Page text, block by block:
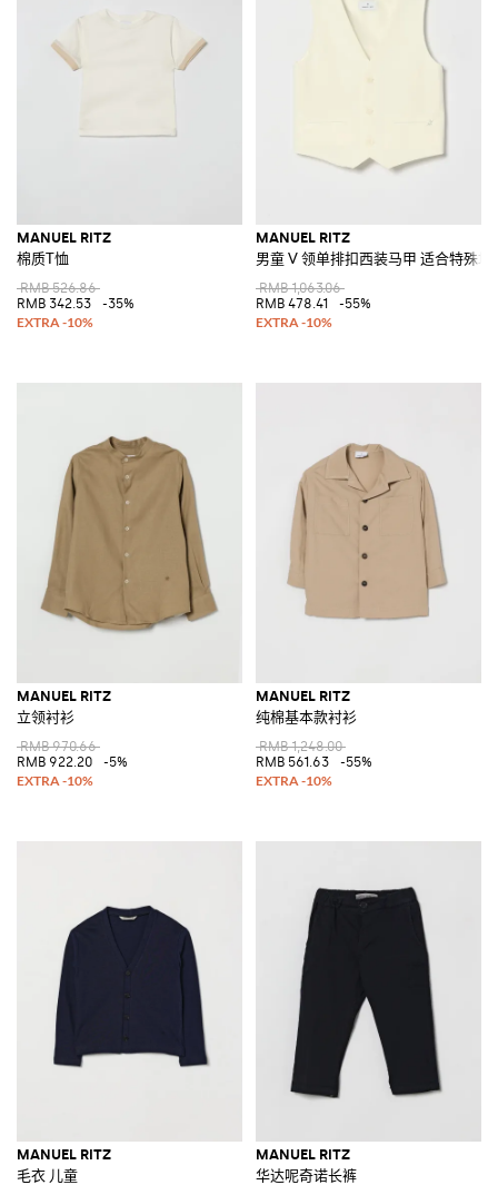
MANUEL RITZ
棉质T恤
RMB 526.86
RMB 342.53
-35%
MANUEL RITZ
男童 V 领单排扣西装马甲 适合特殊场
RMB 1,063.06
RMB 478.41
-55%
MANUEL RITZ
立领衬衫
RMB 970.66
RMB 922.20
-5%
MANUEL RITZ
纯棉基本款衬衫
RMB 1,248.00
RMB 561.63
-55%
MANUEL RITZ
毛衣 儿童
MANUEL RITZ
华达呢奇诺长裤